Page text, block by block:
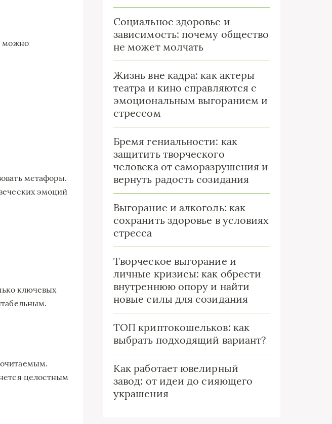
можно
метафоры.
эмоций
ключевых
целостным
Социальное здоровье и
зависимость: почему общество
не может молчать
Жизнь вне кадра: как актеры
театра и кино справляются с
эмоциональным выгоранием и
стрессом
Бремя гениальности: как
защитить творческого
человека от саморазрушения и
вернуть радость созидания
Выгорание и алкоголь: как
сохранить здоровье в условиях
стресса
Творческое выгорание и
личные кризисы: как обрести
внутреннюю опору и найти
новые силы для созидания
ТОП криптокошельков: как
выбрать подходящий вариант?
Как работает ювелирный
завод: от идеи до сияющего
украшения